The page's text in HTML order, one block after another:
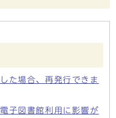
た場合、再発行できま
子図書館利用に影響が